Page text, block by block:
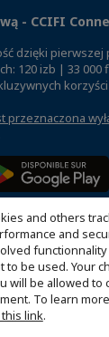
and others
and
be used. Your
will be allowed to
To learn
link.
- CCIFI
dzięki pierwszej
120 izb | 33
korzyści
przeznaczona